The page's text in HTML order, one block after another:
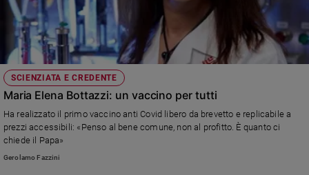
SCIENZIATA E CREDENTE
Maria Elena Bottazzi: un vaccino per tutti
Ha realizzato il primo vaccino anti Covid libero da brevetto e replicabile a
prezzi accessibili: «Penso al bene comune, non al profitto. È quanto ci
chiede il Papa»
Gerolamo Fazzini